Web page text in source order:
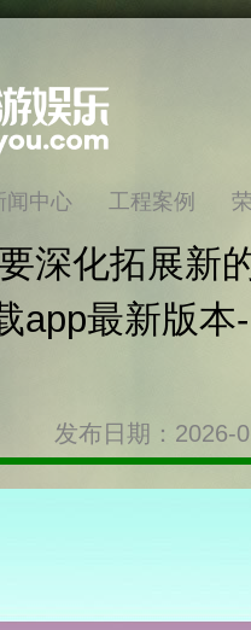
闻中心 工程案例
深化拓展新
app最新版
发布日期：